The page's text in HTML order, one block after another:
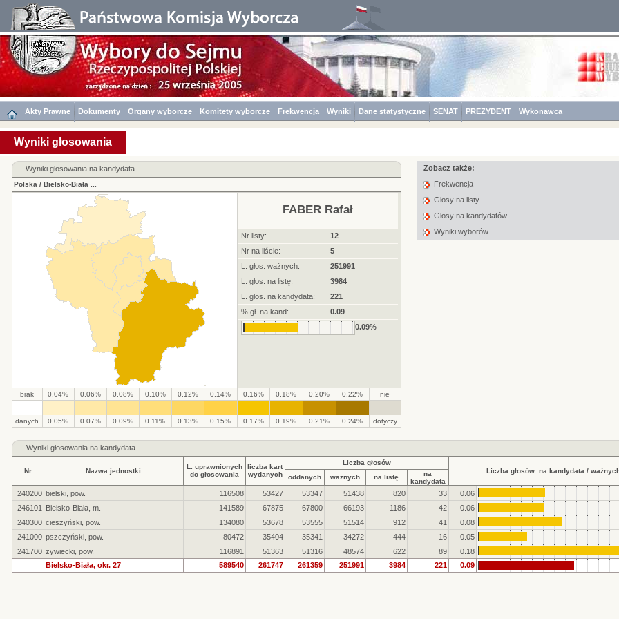
Akty Prawne Dokumenty Organy wyborcze Komitety wyborcze Frekwencja Wyniki Dane statystyczne SENAT PREZYDENT Wykonawca
Wyniki głosowania
Wyniki głosowania na kandydata
Polska / Bielsko-Biała
FABER Rafał
Nr listy:
12
Nr na liście:
5
L. głos. ważnych:
251991
L. głos. na listę:
3984
L. głos. na kandydata:
221
% gł. na kand:
0.09
0.09%
brak 0.04% 0.06% 0.08% 0.10% 0.12% 0.14% 0.16% 0.18% 0.20% 0.22% nie
danych 0.05% 0.07% 0.09% 0.11% 0.13% 0.15% 0.17% 0.19% 0.21% 0.24% dotyczy
Zobacz także:
Frekwencja
Głosy na listy
Głosy na kandydatów
Wyniki wyborów
Wyniki głosowania na kandydata
Nr Nazwa jednostki
L. uprawnionych
do głosowania
liczba kart
wydanych
Liczba głosów
Liczba głosów: na kandydata /
oddanych
ważnych na listę
na
kandydata
240200 bielski, pow. 116508 53427 53347 51438 820 33
0.06
246101
Bielsko-Biała, m. 141589 67875 67800 66193 1186 42
0.06
240300 cieszyński, pow. 134080 53678 53555 51514 912 41
0.08
241000 pszczyński, pow. 80472 35404 35341 34272 444 16
0.05
241700 żywiecki, pow. 116891 51363 51316 48574 622 89
0.18
Bielsko-Biała, okr. 27
589540 261747 261359 251991 3984 221 0.09